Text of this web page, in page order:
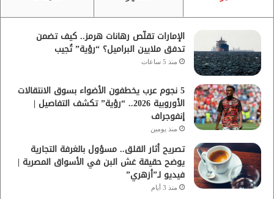
الإمارات تقلّص رهانات هرمز.. كيف تضمن
تدفق ملايين البراميل؟ “رؤية” تُجيب
منذ 5 ساعات
5 نجوم عرب يخطفون الأضواء بسوق الانتقالات
الأوروبية 2026.. “رؤية” تكشف التفاصيل |
إنفوجراف
منذ يومين
تصريح أثار القلق.. مسؤول بالغرفة التجارية
يوضح حقيقة غش البن في الأسواق المصرية |
فيديو لـ”أزهري”
منذ 3 أيام